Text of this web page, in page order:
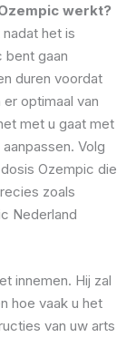
werkt?
het is
bent gaan
duren voordat
optimaal van
met u gaat met
Volg
Ozempic die
zoals
Nederland
innemen. Hij zal
hoe vaak u het
van uw arts